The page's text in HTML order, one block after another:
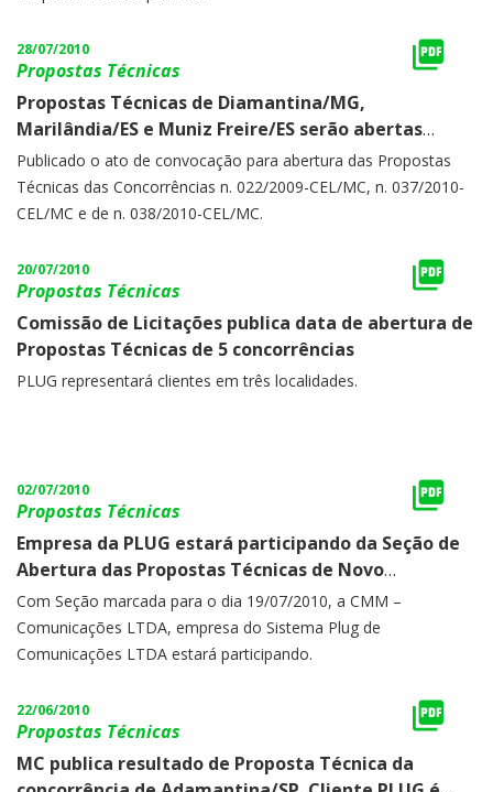
28/07/2010
Propostas Técnicas
Propostas Técnicas de Diamantina/MG,
Marilândia/ES e Muniz Freire/ES serão abertas
nesta segunda-feira, dia 02/08/2010
Publicado o ato de convocação para abertura das Propostas
Técnicas das Concorrências n. 022/2009-CEL/MC, n. 037/2010-
CEL/MC e de n. 038/2010-CEL/MC.
20/07/2010
Propostas Técnicas
Comissão de Licitações publica data de abertura de
Propostas Técnicas de 5 concorrências
PLUG representará clientes em três localidades.
02/07/2010
Propostas Técnicas
Empresa da PLUG estará participando da Seção de
Abertura das Propostas Técnicas de Novo
Barreiro/RS no dia 19/07/2010
Com Seção marcada para o dia 19/07/2010, a CMM –
Comunicações LTDA, empresa do Sistema Plug de
Comunicações LTDA estará participando.
22/06/2010
Propostas Técnicas
MC publica resultado de Proposta Técnica da